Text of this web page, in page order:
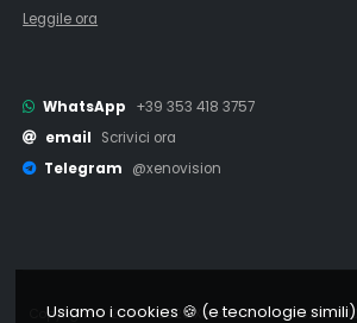
Leggile ora
WhatsApp
+39 353 418 3757
email
Scrivici ora
Telegram
@xenovision
Copyright © 2006 - 2026 Xenovision.it -
Usiamo i cookies 🍪 (e tecnologie simili)